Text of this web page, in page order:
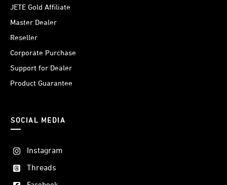
JETE Gold Affiliate
Master Dealer
Reseller
Corporate Purchase
Support for Dealer
Product Guarantee
SOCIAL MEDIA
Instagram
Threads